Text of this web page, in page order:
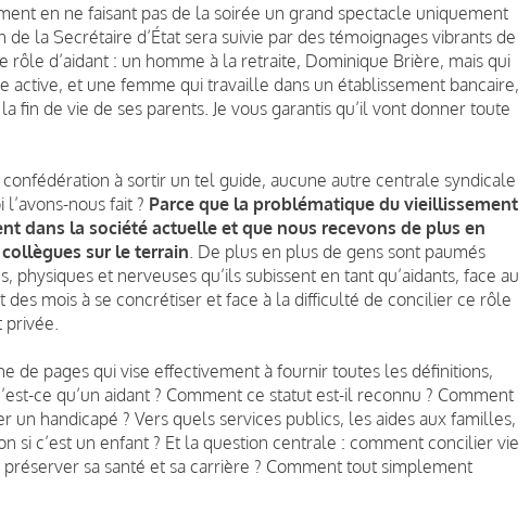
en ne faisant pas de la soirée un grand spectacle uniquement
la Secrétaire d’État sera suivie par des témoignages vibrants de
rôle d’aidant : un homme à la retraite, Dominique Brière, mais qui
active, et une femme qui travaille dans un établissement bancaire,
fin de vie de ses parents. Je vous garantis qu’il vont donner toute
à sortir un tel guide, aucune autre centrale syndicale
nous fait ? Parce que la problématique du vieillissement
dans la société actuelle et que nous recevons de plus en
sur le terrain . De plus en plus de gens sont paumés
et nerveuses qu’ils subissent en tant qu’aidants, face au
des mois à se concrétiser et face à la difficulté de concilier ce rôle
de pages qui vise effectivement à fournir toutes les définitions,
ce qu’un aidant ? Comment ce statut est-il reconnu ? Comment
un handicapé ? Vers quels services publics, les aides aux familles,
si c’est un enfant ? Et la question centrale : comment concilier vie
sa santé et sa carrière ? Comment tout simplement